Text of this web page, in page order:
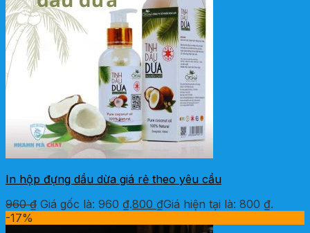
In hộp đựng dầu dừa giá rẻ theo yêu cầu
960₫ Giá gốc là: 960 ₫.800 ₫Giá hiện tại là: 800 ₫.
-17%